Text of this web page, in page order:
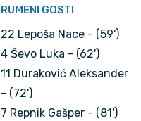
RUMENI GOSTI
22 Lepoša Nace - (59')
4 Ševo Luka - (62')
11 Duraković Aleksander
- (72')
7 Repnik Gašper - (81')